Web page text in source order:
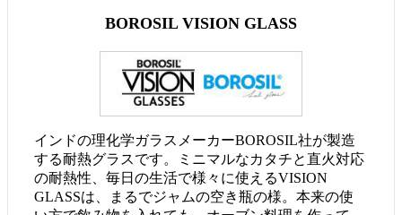
BOROSIL VISION GLASS
インドの理化学ガラスメーカーBOROSIL社が製造
する耐熱グラスです。ミニマルなカタチと直火対応
の耐熱性、毎日の生活で様々に使えるVISION
GLASSは、まるでジャムの空き瓶の様。本来の使